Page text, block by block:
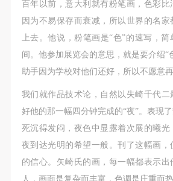
百年以前，意大利就有粉笔画，色彩
因为不易保存而衰减，所以世界的名
上去。他说，粉笔画是“色”的速写，
间。他参加展览会的意思，就是要介绍“
助手因为学校对他们还好，所以不愿意再
我们就作品技术论，自然以失崎千代二
好他的那一幅四分钟完成的“夜”。表现
死沉得发闷，夜色中显露着次展的曦
夜到达光明的希望一般。刊了这幅画
的信心。矢崎氏的画，每一幅都表示出
人，画面是复杂而丰富，色调是庄重而热